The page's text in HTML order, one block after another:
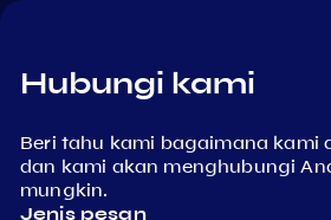
Hubungi kami
Beri tahu kami bagaimana kami
dan kami akan menghubungi
mungkin.
Jenis pesan